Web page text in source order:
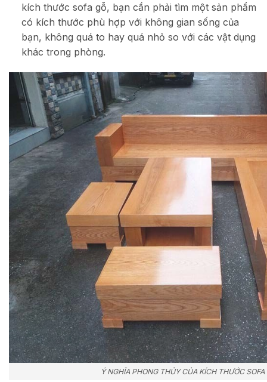
kích thước sofa gỗ, bạn cần phải tìm một sản phẩm
có kích thước phù hợp với không gian sống của
bạn, không quá to hay quá nhỏ so với các vật dụng
khác trong phòng.
Ý NGHĨA PHONG THỦY CỦA KÍCH THƯỚC SOFA